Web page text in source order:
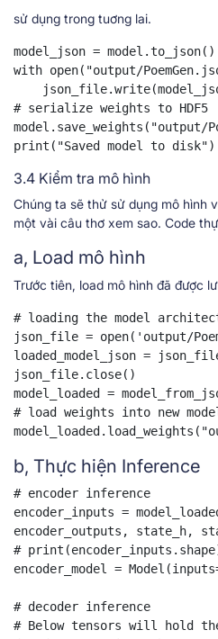
sử dụng trong tuơng lai.
model_json = model.to_json()
with open("output/
# serialize weights to HDF5
model.save_weights("output/
print("Saved model to disk")
3.4 Kiểm tra mô hình
Chúng ta sẽ thử sử dụng mô hình
một vài câu thơ xem sao. Code
a, Load mô hình
Trước tiên, load mô hình đã được
# loading the model
json_file = open('output/
loaded_model_json =
json_file.close()
model_loaded =
# load weights into new
b, Thực hiện Inference
# encoder inference
encoder_inputs =
encoder_outputs, state_h,
#
encoder_model =
# decoder inference
# Below tensors will hold